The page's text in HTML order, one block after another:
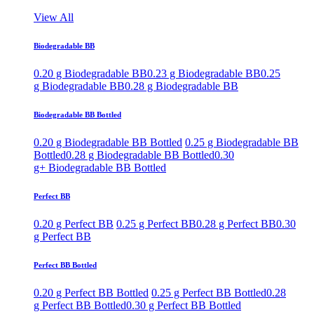
View All
Biodegradable BB
0.20 g Biodegradable BB0.23 g Biodegradable BB0.25
g Biodegradable BB0.28 g Biodegradable BB
Biodegradable BB Bottled
0.20 g Biodegradable BB Bottled 0.25 g Biodegradable BB
Bottled0.28 g Biodegradable BB Bottled0.30
g+ Biodegradable BB Bottled
Perfect BB
0.20 g Perfect BB 0.25 g Perfect BB0.28 g Perfect BB0.30
g Perfect BB
Perfect BB Bottled
0.20 g Perfect BB Bottled 0.25 g Perfect BB Bottled0.28
g Perfect BB Bottled0.30 g Perfect BB Bottled